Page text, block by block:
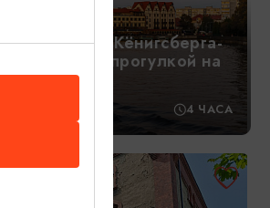
и тайны Кёнигсберга-
с прогулкой на
4 ЧАСА